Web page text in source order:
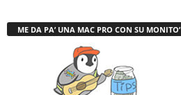
ME DA PA’ UNA MAC PRO CON SU MONITO’